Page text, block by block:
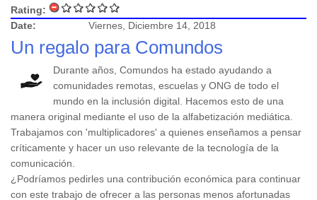
Rating:
Date:
Viernes, Diciembre 14, 2018
Un regalo para Comundos
Durante años, Comundos ha estado ayudando a
comunidades remotas, escuelas y ONG de todo el
mundo en la inclusión digital. Hacemos esto de una
manera original mediante el uso de la alfabetización mediática.
Trabajamos con 'multiplicadores' a quienes enseñamos a pensar
críticamente y hacer un uso relevante de la tecnología de la
comunicación.
¿Podríamos pedirles una contribución económica para continuar
con este trabajo de ofrecer a las personas menos afortunadas